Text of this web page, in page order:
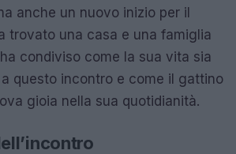
anche un nuovo inizio per il
trovato una casa e una famiglia
condiviso come la sua vita sia
questo incontro e come il gattino
gioia nella sua quotidianità.